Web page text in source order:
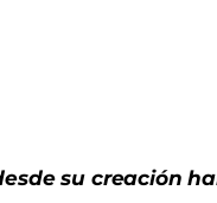
su creación